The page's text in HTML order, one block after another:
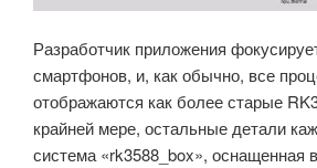
Разработчик приложения
смартфонов, и, как обычно, все
отображаются как более старые
крайней мере, остальные детали
система «rk3588_box», оснащенная